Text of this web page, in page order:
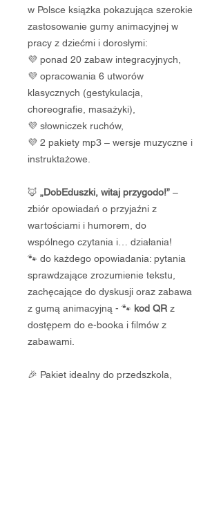
w Polsce książka pokazująca szerokie
zastosowanie gumy animacyjnej w
pracy z dziećmi i dorosłymi:
💜 ponad 20 zabaw integracyjnych,
💜 opracowania 6 utworów
klasycznych (gestykulacja,
choreografie, masażyki),
💜 słowniczek ruchów,
💜 2 pakiety mp3 – wersje muzyczne i
instruktażowe.
🦊 „DobEduszki, witaj przygodo!” –
zbiór opowiadań o przyjaźni z
wartościami i humorem, do
wspólnego czytania i… działania!
🐾 do każdego opowiadania: pytania
sprawdzające zrozumienie tekstu,
zachęcające do dyskusji oraz zabawa
z gumą animacyjną - 🐾 kod QR z
dostępem do e-booka i filmów z
zabawami.
🎉 Pakiet idealny do przedszkola,